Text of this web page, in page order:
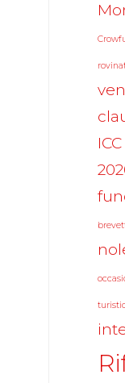
ICC